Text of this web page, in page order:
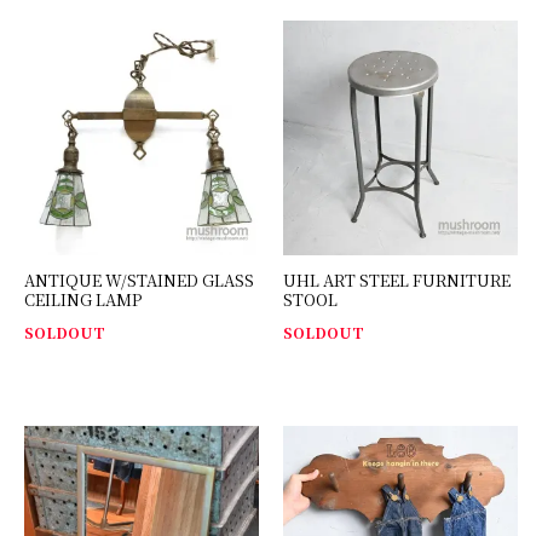
ANTIQUE W/STAINED GLASS
CEILING LAMP
SOLDOUT
UHL ART STEEL FURNITURE
STOOL
SOLDOUT